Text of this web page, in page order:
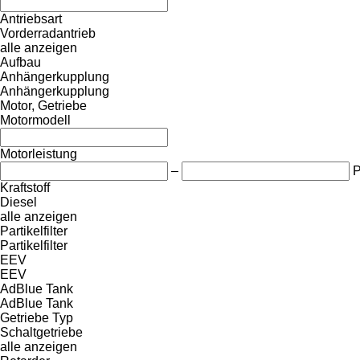
Antriebsart
Vorderradantrieb
alle anzeigen
Aufbau
Anhängerkupplung
Anhängerkupplung
Motor, Getriebe
Motormodell
Motorleistung
–
Kraftstoff
Diesel
alle anzeigen
Partikelfilter
Partikelfilter
EEV
EEV
AdBlue Tank
AdBlue Tank
Getriebe Typ
Schaltgetriebe
alle anzeigen